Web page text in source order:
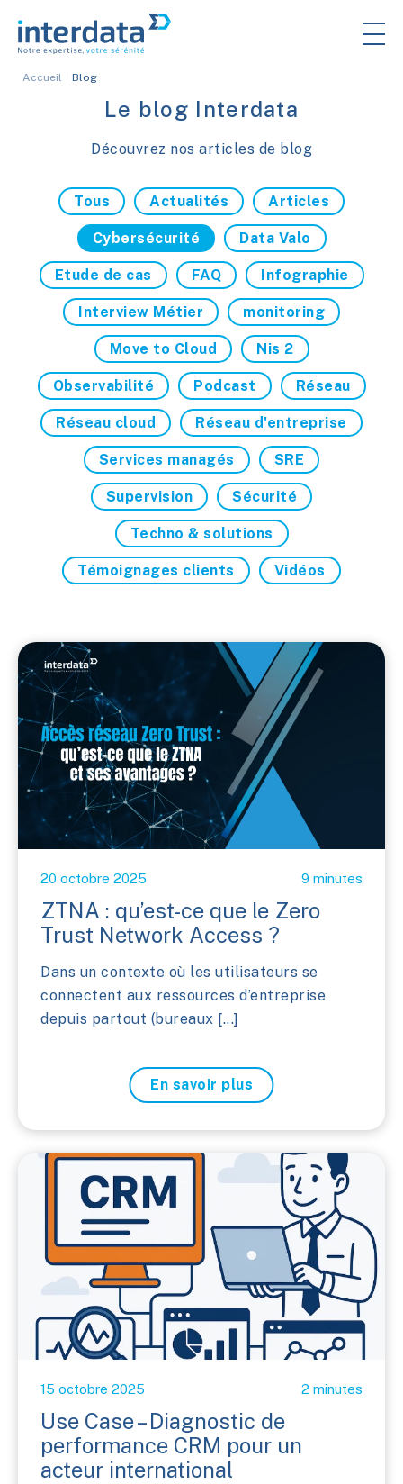
Accueil Blog
Le blog Interdata
Découvrez nos articles de blog
Tous Actualités Articles
Cybersécurité Data Valo
Etude de cas FAQ Infographie
Interview Métier monitoring
Move to Cloud Nis 2
Observabilité Podcast Réseau
Réseau cloud Réseau d'entreprise
Services managés SRE
Supervision Sécurité
Techno & solutions
Témoignages clients Vidéos
20 octobre 2025 9 minutes
ZTNA : qu’est-ce que le Zero
Trust Network Access ?
Dans un contexte où les utilisateurs se
connectent aux ressources d’entreprise
depuis partout (bureaux [...]
En savoir plus
15 octobre 2025 2 minutes
Use Case – Diagnostic de
performance CRM pour un
acteur international